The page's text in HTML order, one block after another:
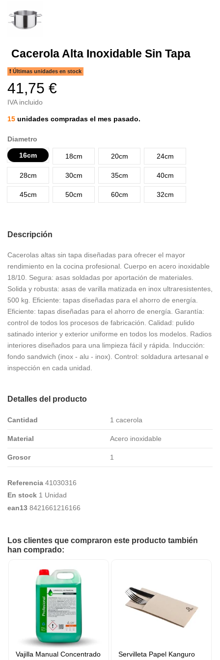
Cacerola Alta Inoxidable Sin Tapa
Últimas unidades en stock
41,75 €
IVA incluido
15 unidades compradas el mes pasado.
Diametro
16cm 18cm 20cm 24cm
28cm 30cm 35cm 40cm
45cm 50cm 60cm 32cm
Descripción
Cacerolas altas sin tapa diseñadas para ofrecer el mayor
rendimiento en la cocina profesional. Cuerpo en acero inoxidable
18/10. Segura: asas soldadas por aportación de materiales.
Solida y robusta: asas de varilla matizada en inox ultraresistentes,
500 kg. Eficiente: tapas diseñadas para el ahorro de energía.
Eficiente: tapas diseñadas para el ahorro de energía. Garantía:
control de todos los procesos de fabricación. Calidad: pulido
satinado interior y exterior uniforme en todos los modelos. Radios
interiores diseñados para una limpieza fácil y rápida. Inducción:
fondo sandwich (inox - alu - inox). Control: soldadura artesanal e
inspección en cada unidad.
Detalles del producto
Cantidad 1 cacerola
Material Acero inoxidable
Grosor 1
Referencia 41030316
En stock 1 Unidad
ean13 8421661216166
Los clientes que compraron este producto también
han comprado:
Vajilla Manual Concentrado Servilleta Papel Kanguro